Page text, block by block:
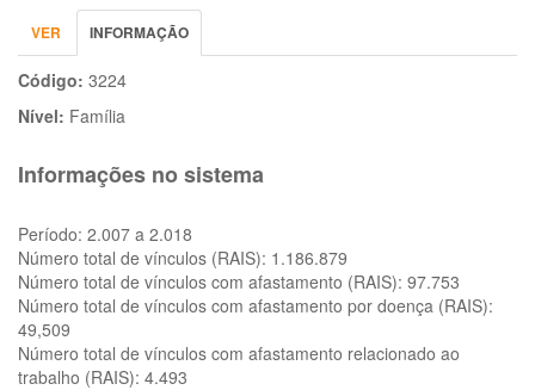
Abas
primárias
VER INFORMAÇÃO
ATIVA)
Código: 3224
Nível: Família
Informações no sistema
Período: 2.007 a 2.018
Número total de vínculos (RAIS): 1.186.879
Número total de vínculos com afastamento (RAIS): 97.753
Número total de vínculos com afastamento por doença (RAIS):
49,509
Número total de vínculos com afastamento relacionado ao
trabalho (RAIS): 4.493